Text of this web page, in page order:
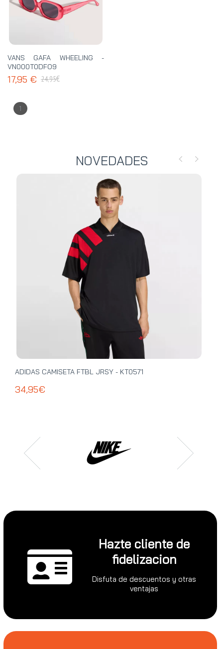
VANS GAFA WHEELING -
VN000T0DFO9
17,95 € 24,95€
1
NOVEDADES
ADIDAS CAMISETA FTBL JRSY - KT0571
34,95€
Hazte cliente de
fidelizacion
Disfuta de descuentos y otras
ventajas